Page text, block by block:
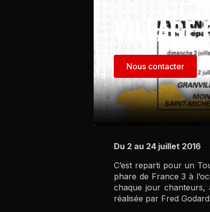
Nous contacter
Du 2 au 24 juillet 2016
C’est reparti pour un
phare de France 3 à
chaque jour chanteurs,
réalisée par Fred